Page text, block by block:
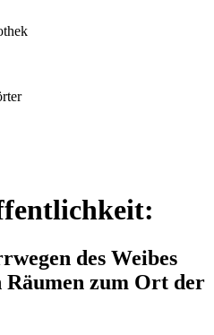
des Weibes
Räumen zum Ort der